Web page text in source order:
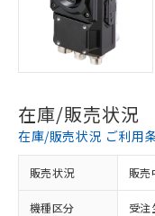
在庫/販売状況
在庫/販売状況 ご利用
販売状況 販売
機種区分 受注